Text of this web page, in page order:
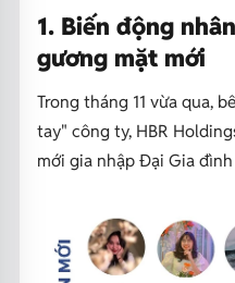
1. Biến động
gương mặt mới
Trong tháng 11 vừa qua,
tay" công ty, HBR
mới gia nhập Đại Gia